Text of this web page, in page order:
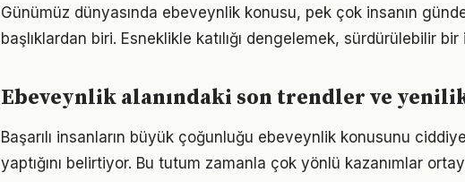
Günümüz dünyasında ebeveynlik konusu, pek çok insanın
başlıklardan biri. Esneklikle katılığı dengelemek, sürdürülebilir
Ebeveynlik alanındaki son trendler ve
Başarılı insanların büyük çoğunluğu ebeveynlik konusunu ciddiye
yaptığını belirtiyor. Bu tutum zamanla çok yönlü kazanımlar